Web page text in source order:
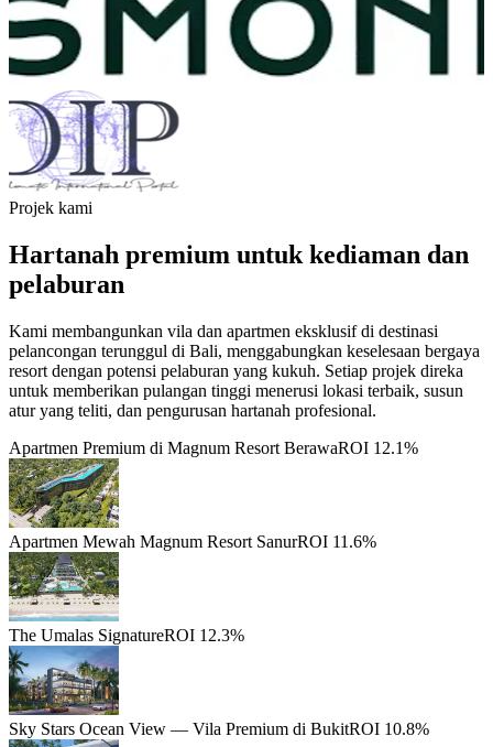
Projek kami
Hartanah premium untuk kediaman dan
pelaburan
Kami membangunkan vila dan apartmen eksklusif di destinasi
pelancongan terunggul di Bali, menggabungkan keselesaan bergaya
resort dengan potensi pelaburan yang kukuh. Setiap projek direka
untuk memberikan pulangan tinggi menerusi lokasi terbaik, susun
atur yang teliti, dan pengurusan hartanah profesional.
Apartmen Premium di Magnum Resort BerawaROI 12.1%
Apartmen Mewah Magnum Resort SanurROI 11.6%
The Umalas SignatureROI 12.3%
Sky Stars Ocean View — Vila Premium di BukitROI 10.8%